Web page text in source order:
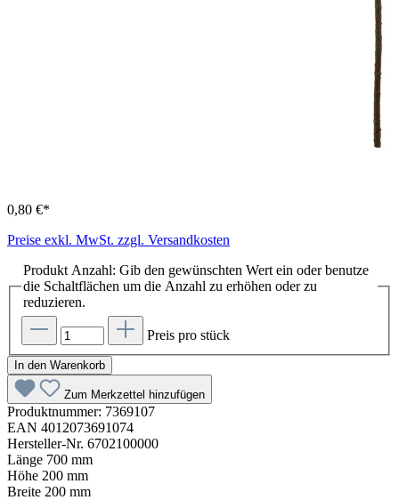
0,80 €*
Preise exkl. MwSt. zzgl. Versandkosten
Produkt Anzahl: Gib den gewünschten Wert ein oder benutze
die Schaltflächen um die Anzahl zu erhöhen oder zu
reduzieren.
Preis pro stück
In den Warenkorb
Zum Merkzettel hinzufügen
Produktnummer: 7369107
EAN 4012073691074
Hersteller-Nr. 6702100000
Länge 700 mm
Höhe 200 mm
Breite 200 mm